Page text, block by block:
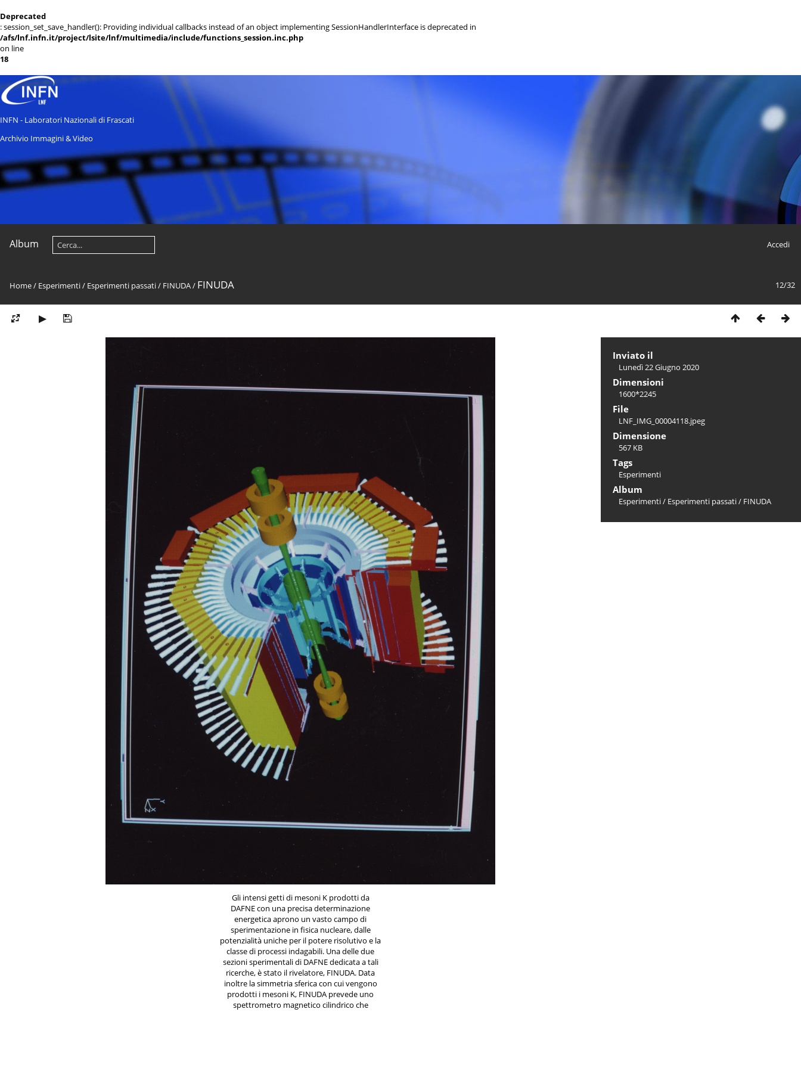
Deprecated
: session_set_save_handler(): Providing individual callbacks instead of an object implementing SessionHandlerInterface is deprecated in
/afs/lnf.infn.it/project/lsite/lnf/multimedia/include/functions_session.inc.php
on line
18
INFN - Laboratori Nazionali di Frascati
Archivio Immagini & Video
Album Accedi
12/32
Home/ Esperimenti/ Esperimenti passati/ FINUDA/ FINUDA
Gli intensi getti di mesoni K prodotti da
DAFNE con una precisa determinazione
energetica aprono un vasto campo di
sperimentazione in fisica nucleare, dalle
potenzialità uniche per il potere risolutivo e la
classe di processi indagabili. Una delle due
sezioni sperimentali di DAFNE dedicata a tali
ricerche, è stato il rivelatore, FINUDA. Data
inoltre la simmetria sferica con cui vengono
prodotti i mesoni K, FINUDA prevede uno
spettrometro magnetico cilindrico che
Inviato il
Lunedì 22 Giugno 2020
Dimensioni
1600*2245
File
LNF_IMG_00004118.jpeg
Dimensione
567 KB
Tags
Esperimenti
Album
Esperimenti/ Esperimenti passati/ FINUDA